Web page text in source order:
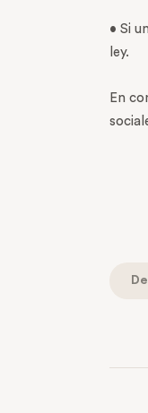
• Si
ley.
En